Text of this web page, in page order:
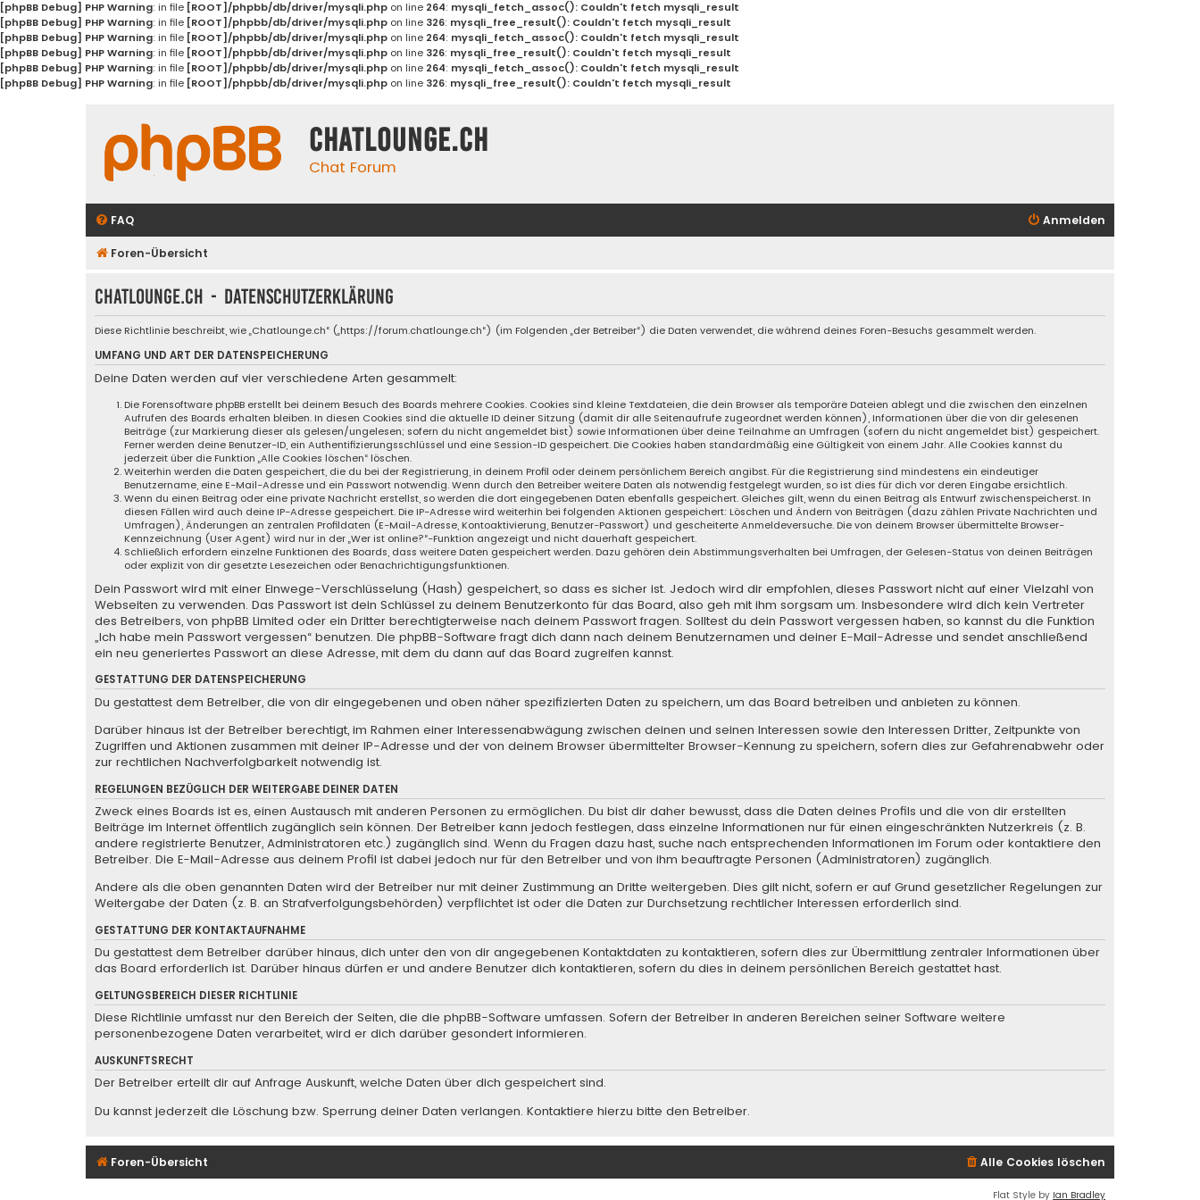
[phpBB Debug] PHP Warning: in file [ROOT]/phpbb/db/driver/mysqli.php on line 264: mysqli_fetch_assoc(): Couldn't fetch mysqli_result
[phpBB Debug] PHP Warning: in file [ROOT]/phpbb/db/driver/mysqli.php on line 326: mysqli_free_result(): Couldn't fetch mysqli_result
[phpBB Debug] PHP Warning: in file [ROOT]/phpbb/db/driver/mysqli.php on line 264: mysqli_fetch_assoc(): Couldn't fetch mysqli_result
[phpBB Debug] PHP Warning: in file [ROOT]/phpbb/db/driver/mysqli.php on line 326: mysqli_free_result(): Couldn't fetch mysqli_result
[phpBB Debug] PHP Warning: in file [ROOT]/phpbb/db/driver/mysqli.php on line 264: mysqli_fetch_assoc(): Couldn't fetch mysqli_result
[phpBB Debug] PHP Warning: in file [ROOT]/phpbb/db/driver/mysqli.php on line 326: mysqli_free_result(): Couldn't fetch mysqli_result
Chatlounge.ch
Chat Forum
FAQ Anmelden
Foren-Übersicht
Chatlounge.ch - Datenschutzerklärung
Diese Richtlinie beschreibt, wie „Chatlounge.ch“ („https://forum.chatlounge.ch“) (im Folgenden „der Betreiber“) die Daten verwendet, die während deines Foren-Besuchs gesammelt werden.
UMFANG UND ART DER DATENSPEICHERUNG
Deine Daten werden auf vier verschiedene Arten gesammelt:
Die Forensoftware phpBB erstellt bei deinem Besuch des Boards mehrere Cookies. Cookies sind kleine Textdateien, die dein Browser als temporäre Dateien ablegt und die zwischen den einzelnen
Aufrufen des Boards erhalten bleiben. In diesen Cookies sind die aktuelle ID deiner Sitzung (damit dir alle Seitenaufrufe zugeordnet werden können), Informationen über die von dir gelesenen
Beiträge (zur Markierung dieser als gelesen/ungelesen; sofern du nicht angemeldet bist) sowie Informationen über deine Teilnahme an Umfragen (sofern du nicht angemeldet bist) gespeichert.
Ferner werden deine Benutzer-ID, ein Authentifizierungsschlüssel und eine Session-ID gespeichert. Die Cookies haben standardmäßig eine Gültigkeit von einem Jahr. Alle Cookies kannst du
jederzeit über die Funktion „Alle Cookies löschen“ löschen.
Weiterhin werden die Daten gespeichert, die du bei der Registrierung, in deinem Profil oder deinem persönlichem Bereich angibst. Für die Registrierung sind mindestens ein eindeutiger
Benutzername, eine E-Mail-Adresse und ein Passwort notwendig. Wenn durch den Betreiber weitere Daten als notwendig festgelegt wurden, so ist dies für dich vor deren Eingabe ersichtlich.
Wenn du einen Beitrag oder eine private Nachricht erstellst, so werden die dort eingegebenen Daten ebenfalls gespeichert. Gleiches gilt, wenn du einen Beitrag als Entwurf zwischenspeicherst. In
diesen Fällen wird auch deine IP-Adresse gespeichert. Die IP-Adresse wird weiterhin bei folgenden Aktionen gespeichert: Löschen und Ändern von Beiträgen (dazu zählen Private Nachrichten und
Umfragen), Änderungen an zentralen Profildaten (E-Mail-Adresse, Kontoaktivierung, Benutzer-Passwort) und gescheiterte Anmeldeversuche. Die von deinem Browser übermittelte Browser-
Kennzeichnung (User Agent) wird nur in der „Wer ist online?“-Funktion angezeigt und nicht dauerhaft gespeichert.
Schließlich erfordern einzelne Funktionen des Boards, dass weitere Daten gespeichert werden. Dazu gehören dein Abstimmungsverhalten bei Umfragen, der Gelesen-Status von deinen Beiträgen
oder explizit von dir gesetzte Lesezeichen oder Benachrichtigungsfunktionen.
Dein Passwort wird mit einer Einwege-Verschlüsselung (Hash) gespeichert, so dass es sicher ist. Jedoch wird dir empfohlen, dieses Passwort nicht auf einer Vielzahl von
Webseiten zu verwenden. Das Passwort ist dein Schlüssel zu deinem Benutzerkonto für das Board, also geh mit ihm sorgsam um. Insbesondere wird dich kein Vertreter
des Betreibers, von phpBB Limited oder ein Dritter berechtigterweise nach deinem Passwort fragen. Solltest du dein Passwort vergessen haben, so kannst du die Funktion
„Ich habe mein Passwort vergessen“ benutzen. Die phpBB-Software fragt dich dann nach deinem Benutzernamen und deiner E-Mail-Adresse und sendet anschließend
ein neu generiertes Passwort an diese Adresse, mit dem du dann auf das Board zugreifen kannst.
GESTATTUNG DER DATENSPEICHERUNG
Du gestattest dem Betreiber, die von dir eingegebenen und oben näher spezifizierten Daten zu speichern, um das Board betreiben und anbieten zu können.
Darüber hinaus ist der Betreiber berechtigt, im Rahmen einer Interessenabwägung zwischen deinen und seinen Interessen sowie den Interessen Dritter, Zeitpunkte von
Zugriffen und Aktionen zusammen mit deiner IP-Adresse und der von deinem Browser übermittelter Browser-Kennung zu speichern, sofern dies zur Gefahrenabwehr oder
zur rechtlichen Nachverfolgbarkeit notwendig ist.
REGELUNGEN BEZÜGLICH DER WEITERGABE DEINER DATEN
Zweck eines Boards ist es, einen Austausch mit anderen Personen zu ermöglichen. Du bist dir daher bewusst, dass die Daten deines Profils und die von dir erstellten
Beiträge im Internet öffentlich zugänglich sein können. Der Betreiber kann jedoch festlegen, dass einzelne Informationen nur für einen eingeschränkten Nutzerkreis (z. B.
andere registrierte Benutzer, Administratoren etc.) zugänglich sind. Wenn du Fragen dazu hast, suche nach entsprechenden Informationen im Forum oder kontaktiere den
Betreiber. Die E-Mail-Adresse aus deinem Profil ist dabei jedoch nur für den Betreiber und von ihm beauftragte Personen (Administratoren) zugänglich.
Andere als die oben genannten Daten wird der Betreiber nur mit deiner Zustimmung an Dritte weitergeben. Dies gilt nicht, sofern er auf Grund gesetzlicher Regelungen zur
Weitergabe der Daten (z. B. an Strafverfolgungsbehörden) verpflichtet ist oder die Daten zur Durchsetzung rechtlicher Interessen erforderlich sind.
GESTATTUNG DER KONTAKTAUFNAHME
Du gestattest dem Betreiber darüber hinaus, dich unter den von dir angegebenen Kontaktdaten zu kontaktieren, sofern dies zur Übermittlung zentraler Informationen über
das Board erforderlich ist. Darüber hinaus dürfen er und andere Benutzer dich kontaktieren, sofern du dies in deinem persönlichen Bereich gestattet hast.
GELTUNGSBEREICH DIESER RICHTLINIE
Diese Richtlinie umfasst nur den Bereich der Seiten, die die phpBB-Software umfassen. Sofern der Betreiber in anderen Bereichen seiner Software weitere
personenbezogene Daten verarbeitet, wird er dich darüber gesondert informieren.
AUSKUNFTSRECHT
Der Betreiber erteilt dir auf Anfrage Auskunft, welche Daten über dich gespeichert sind.
Du kannst jederzeit die Löschung bzw. Sperrung deiner Daten verlangen. Kontaktiere hierzu bitte den Betreiber.
Foren-Übersicht Alle Cookies löschen
Flat Style by Ian Bradley